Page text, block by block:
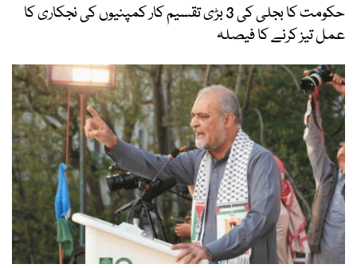
حکومت کا بجلی کی 3 بڑی تقسیم کار کمپنیوں کی نجکاری کا
عمل تیز کرنے کا فیصلہ